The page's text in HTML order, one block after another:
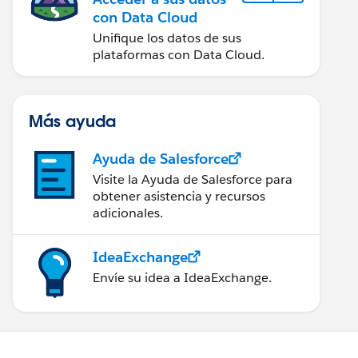
con Data Cloud
Unifique los datos de sus
plataformas con Data Cloud.
Más ayuda
Ayuda de Salesforce
Visite la Ayuda de Salesforce para
obtener asistencia y recursos
adicionales.
IdeaExchange
Envíe su idea a IdeaExchange.